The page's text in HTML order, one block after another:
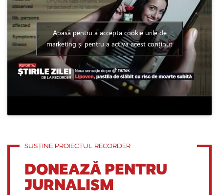
Apasă pentru a accepta cookie-urile de
marketing și pentru a activa acest conținut
SUSȚINE PROIECTUL RECORDER
DONEAZĂ PENTRU
JURNALISM